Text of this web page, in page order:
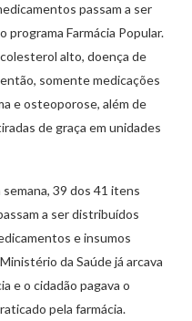
passam a ser
Farmácia Popular.
alto, doença de
somente medicações
e osteoporose, além de
de graça em unidades
39 dos 41 itens
a ser distribuídos
e insumos
da Saúde já arcava
e o cidadão pagava o
pela farmácia.